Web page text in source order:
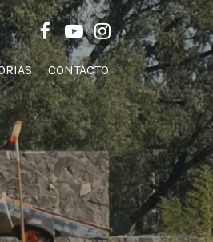
CONTACTO
FACEBOOK
YOUTUBEINSTAGRAM